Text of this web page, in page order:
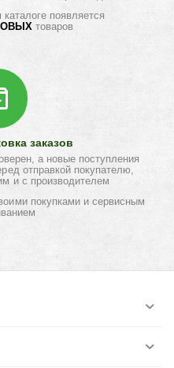
появляется
товаров
заказов
а новые поступления
отправкой покупателю,
и с производителем
покупками и сервисным